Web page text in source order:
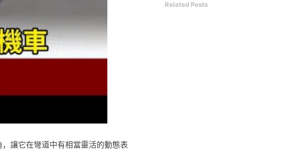
讓它在彎道中有相當靈活的動態表
Related Posts